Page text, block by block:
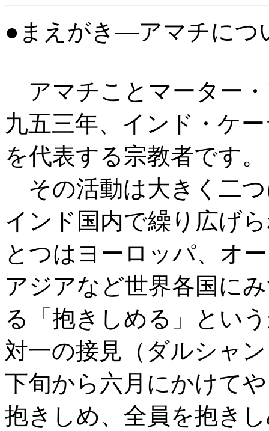
●まえがき―アマチにつ
アマチことマーター
九五三年、インド・ケ
を代表する宗教者です。
その活動は大きく二
インド国内で繰り広げ
とつはヨーロッパ、オ
アジアなど世界各国に
る「抱きしめる」とい
対一の接見（ダルシャ
下旬から六月にかけて
抱きしめ、全員を抱き